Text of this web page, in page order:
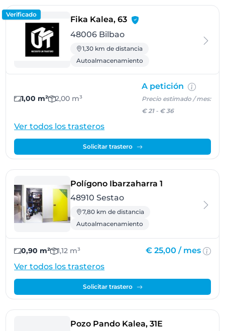
Verificado
Fika Kalea, 63- Bilbao
48006 Bilbao
1,30 km de distancia
Autoalmacenamiento
1,00 m² 2,00 m³
A petición
Precio estimado / mes:
€ 21- € 36
Ver todos los trasteros
Solicitar trastero
Polígono Ibarzaharra 1
48910 Sestao
7,80 km de distancia
Autoalmacenamiento
0,90 m² 1,12 m³ € 25,00 / mes
Ver todos los trasteros
Solicitar trastero
Pozo Pando Kalea, 31E